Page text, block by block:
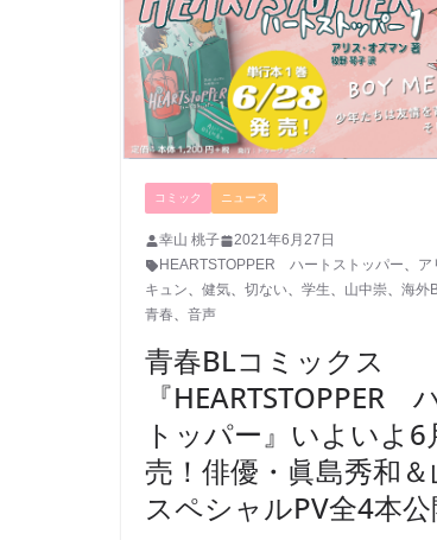
コミック ニュース
幸山 桃子
2021年6月27日
HEARTSTOPPER ハートストッパー、 ア
キュン、 健気、 切ない、 学生、 山中崇、 海外
青春、 音声
青春BLコミックス
『HEARTSTOPPER
トッパー』いよいよ6
売！俳優・眞島秀和
スペシャルPV全4本公